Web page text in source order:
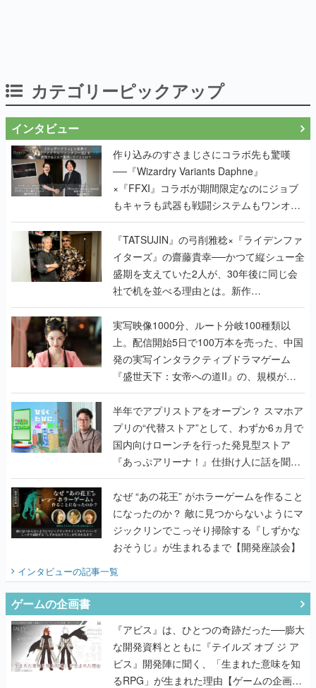
カテゴリーピックアップ
インタビュー
作り込みのすさまじさにコラボ先も驚嘆
──『Wizardry Variants Daphne』
×『FFXI』コラボが期間限定なのにジョブ
もキャラも武器も戦闘システムもワンオフ
で作り込まれた理由を両ディレクターに聞
く
『TATSUJIN』の弓削雅稔×『ライデンファ
イターズ』の齋藤貴幸──かつて縦シュー全
盛期を支えていた2人が、30年後に同じ会
社で机を並べる理由とは。新作
『TATSUJIN EXTREME』で初タッグを組
んだレジェンド2人に訊く開発秘話
実写映像1000分、ルート分岐100種類以
上。配信開始5日で100万本を売った、中国
発の実写インタラクティブドラマゲーム
『盛世天下：女帝への道II』の、規模が違
うこだわりをプロデューサーに聞いた
半年でアプリストアをオープン？ スマホア
プリの“代替ストア”として、わずか6ヵ月で
国内向けローンチを行った発見型ストア
『あっぷアリーナ！』仕掛け人に話を聞い
てみた
なぜ “あの花王” がホラーゲームを作ること
になったのか？ 敵に見つからないようにマ
ジックリンでこっそり掃除する『しずかな
おそうじ』が生まれるまで【開発座談会】
インタビューの記事一覧
ゲームの企画書
『アビス』は、ひとつの奇跡だった──膨大
な開発資料とともに『テイルズ オブ ジ ア
ビス』開発陣に聞く、「生まれた意味を知
るRPG」が生まれた理由【ゲームの企画